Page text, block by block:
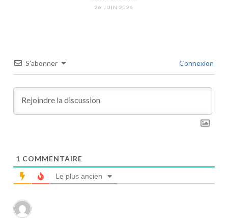
26 JUIN 2026
S’abonner Connexion
1 COMMENTAIRE
Le plus ancien